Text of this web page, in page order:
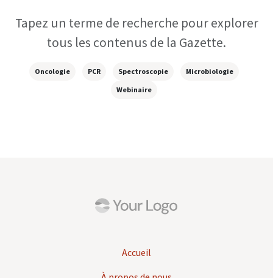
Tapez un terme de recherche pour explorer
tous les contenus de la Gazette.
Oncologie PCR Spectroscopie
Microbiologie
Webinaire
Accueil